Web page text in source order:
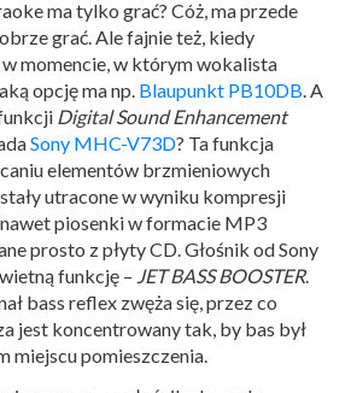
ma tylko grać? Cóż, ma przede
grać. Ale fajnie też, kiedy
w momencie, w którym wokalista
opcję ma np. Blaupunkt PB10DB. A
Digital Sound Enhancement
Sony MHC-V73D? Ta funkcja
elementów brzmieniowych
utracone w wyniku kompresji
piosenki w formacie MP3
prosto z płyty CD. Głośnik od Sony
funkcję – JET BASS BOOSTER.
bass reflex zwęża się, przez co
jest koncentrowany tak, by bas był
miejscu pomieszczenia.